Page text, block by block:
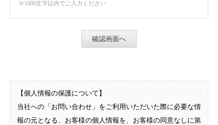
※1000文字以内でご入力ください
【個人情報の保護について】
当社への「お問い合わせ」をご利用いただいた際に必要な情
報の元となる、お客様の個人情報を、お客様の同意なしに第